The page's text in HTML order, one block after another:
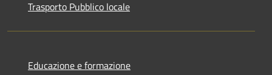
Trasporto Pubblico locale
Educazione e formazione